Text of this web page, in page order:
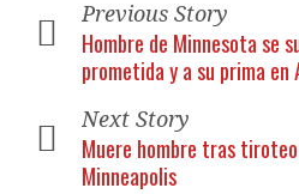
Previous Story
Hombre de Minnesota se
prometida y a su prima en
Next Story
Muere hombre tras
Minneapolis